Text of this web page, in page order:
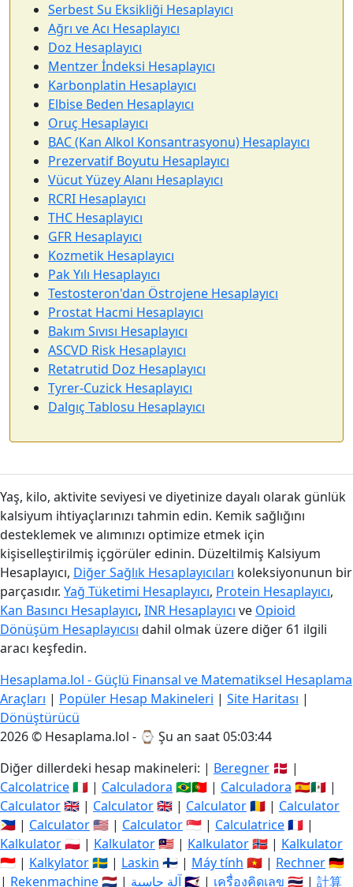
Serbest Su Eksikliği Hesaplayıcı
Ağrı ve Acı Hesaplayıcı
Doz Hesaplayıcı
Mentzer İndeksi Hesaplayıcı
Karbonplatin Hesaplayıcı
Elbise Beden Hesaplayıcı
Oruç Hesaplayıcı
BAC (Kan Alkol Konsantrasyonu) Hesaplayıcı
Prezervatif Boyutu Hesaplayıcı
Vücut Yüzey Alanı Hesaplayıcı
RCRI Hesaplayıcı
THC Hesaplayıcı
GFR Hesaplayıcı
Kozmetik Hesaplayıcı
Pak Yılı Hesaplayıcı
Testosteron'dan Östrojene Hesaplayıcı
Prostat Hacmi Hesaplayıcı
Bakım Sıvısı Hesaplayıcı
ASCVD Risk Hesaplayıcı
Retatrutid Doz Hesaplayıcı
Tyrer-Cuzick Hesaplayıcı
Dalgıç Tablosu Hesaplayıcı
Yaş, kilo, aktivite seviyesi ve diyetinize dayalı olarak günlük
kalsiyum ihtiyaçlarınızı tahmin edin. Kemik sağlığını
desteklemek ve alımınızı optimize etmek için
kişiselleştirilmiş içgörüler edinin. Düzeltilmiş Kalsiyum
Hesaplayıcı, Diğer Sağlık Hesaplayıcıları koleksiyonunun bir
parçasıdır. Yağ Tüketimi Hesaplayıcı, Protein Hesaplayıcı,
Kan Basıncı Hesaplayıcı, INR Hesaplayıcı ve Opioid
Dönüşüm Hesaplayıcısı dahil olmak üzere diğer 61 ilgili
aracı keşfedin.
Hesaplama.lol - Güçlü Finansal ve Matematiksel Hesaplama
Araçları | Popüler Hesap Makineleri | Site Haritası |
Dönüştürücü
2026 © Hesaplama.lol - ⌚ Şu an saat 05:03:45
Diğer dillerdeki hesap makineleri: | Beregner 🇩🇰 |
Calcolatrice🇮🇹 | Calculadora 🇧🇷🇵🇹 | Calculadora 🇪🇸🇲🇽 |
Calculator🇬🇧 | Calculator🇬🇧 | Calculator🇷🇴 | Calculator
🇵🇭 | Calculator🇺🇸 | Calculator🇸🇬 | Calculatrice🇫🇷 |
Kalkulator🇵🇱 | Kalkulator🇲🇾 | Kalkulator🇳🇴 | Kalkulator
🇮🇩 | Kalkylator🇸🇪 | Laskin 🇫🇮 | Máy tính 🇻🇳 | Rechner🇩🇪
| Rekenmachine🇳🇱 | آلة حاسبة🇸🇦 | เครื่องคิดเลข 🇹🇭 | 計算